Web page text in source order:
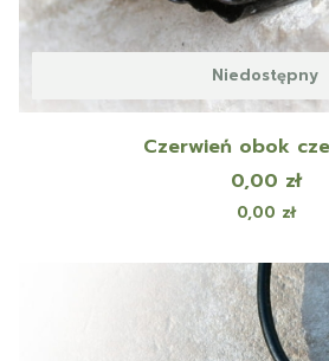
Niedostępny
Czerwień obok
Cena
0,00 zł
Cena
0,00 zł